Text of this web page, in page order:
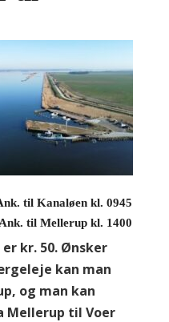
til Kanaløen kl. 0945
til Mellerup kl. 1400
kr. 50. Ønsker
kan man
og man kan
Mellerup til Voer